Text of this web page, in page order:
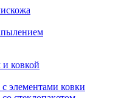
и ковкой
элементами ковки